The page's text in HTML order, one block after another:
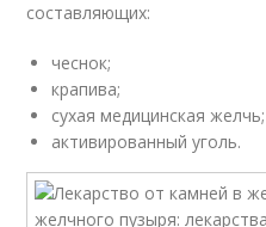
составляющих:
чеснок;
крапива;
сухая медицинская желчь;
активированный уголь.